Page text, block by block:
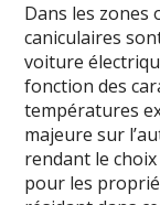
Dans les zones
caniculaires
voiture
fonction des
températures
majeure sur
rendant le
pour les